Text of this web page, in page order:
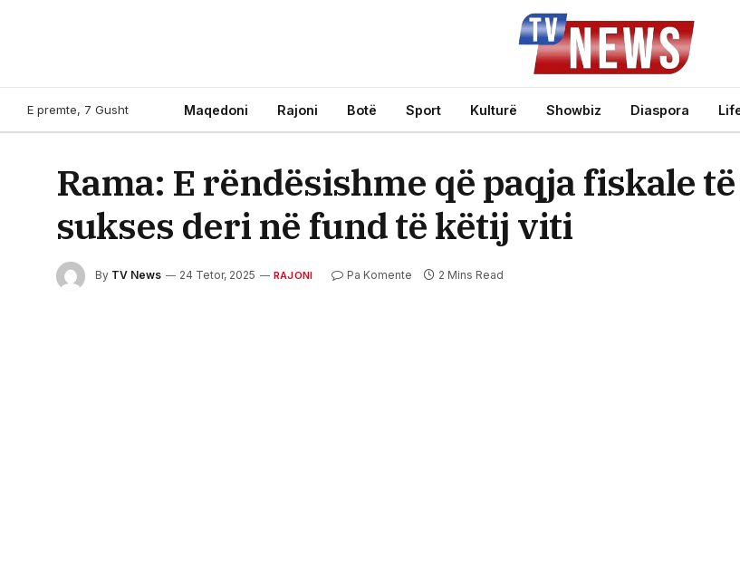
E premte, 7 Gusht Maqedoni Rajoni Botë Sport Kulturë Showbiz Diaspora
Rama: E rëndësishme që paqja fiskale
sukses deri në fund të këtij viti
By TV News 24 Tetor, 2025 RAJONI Pa Komente 2 Mins Read